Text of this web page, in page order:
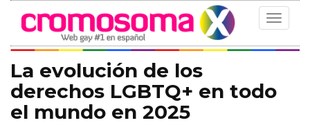
Toggle
La evolución de los
derechos LGBTQ+ en todo
el mundo en 2025